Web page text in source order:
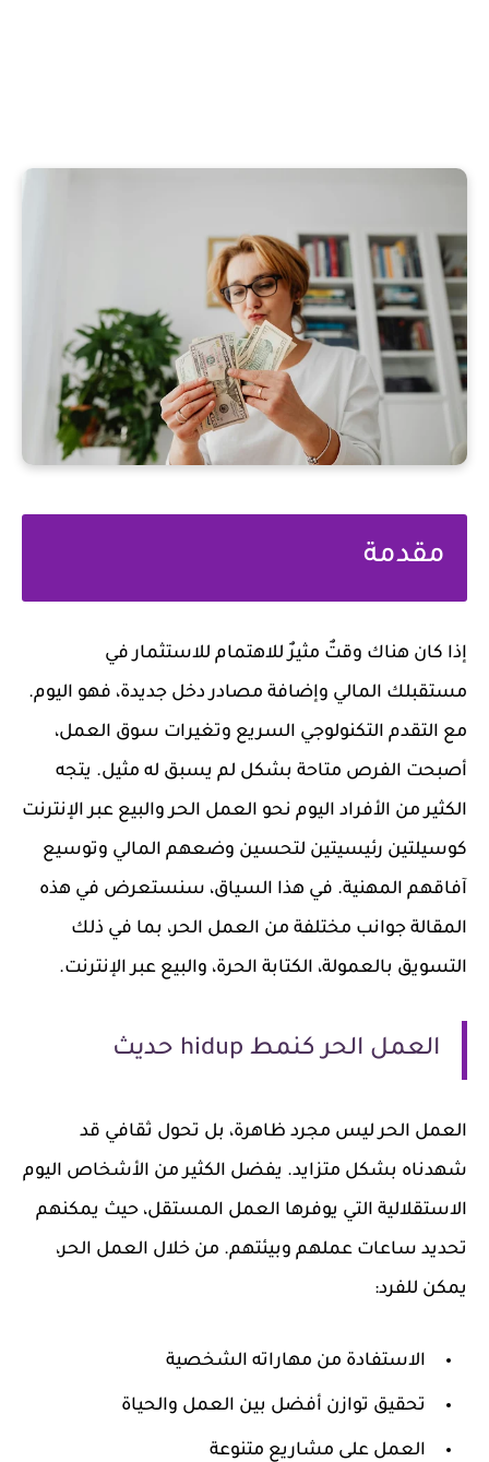
مقدمة
إذا كان هناك وقتٌ مثيرٌ للاهتمام للاستثمار في
مستقبلك المالي وإضافة مصادر دخل جديدة، فهو اليوم.
مع التقدم التكنولوجي السريع وتغيرات سوق العمل،
أصبحت الفرص متاحة بشكل لم يسبق له مثيل. يتجه
الكثير من الأفراد اليوم نحو العمل الحر والبيع عبر الإنترنت
كوسيلتين رئيسيتين لتحسين وضعهم المالي وتوسيع
آفاقهم المهنية. في هذا السياق، سنستعرض في هذه
المقالة جوانب مختلفة من العمل الحر، بما في ذلك
التسويق بالعمولة، الكتابة الحرة، والبيع عبر الإنترنت.
العمل الحر كنمط hidup حديث
العمل الحر ليس مجرد ظاهرة، بل تحول ثقافي قد
شهدناه بشكل متزايد. يفضل الكثير من الأشخاص اليوم
الاستقلالية التي يوفرها العمل المستقل، حيث يمكنهم
تحديد ساعات عملهم وبيئتهم. من خلال العمل الحر،
يمكن للفرد:
الاستفادة من مهاراته الشخصية
تحقيق توازن أفضل بين العمل والحياة
العمل على مشاريع متنوعة